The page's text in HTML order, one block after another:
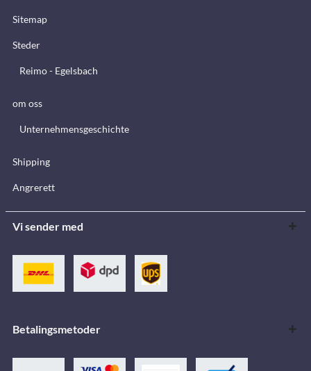
Sitemap
Steder
Reimo - Egelsbach
om oss
Unternehmensgeschichte
Shipping
Angrerett
Vi sender med
Betalingsmetoder